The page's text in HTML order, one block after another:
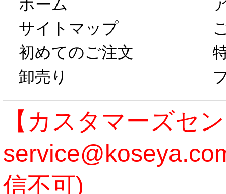
は、2月25日か
らコスプレ制
作、発送予定と
なります。 ...
[more]
字半
第二
たし
ル期
まで
ホーム
サイトマップ
初めてのご注文
卸売り
【カスタマーズセ
信不可)